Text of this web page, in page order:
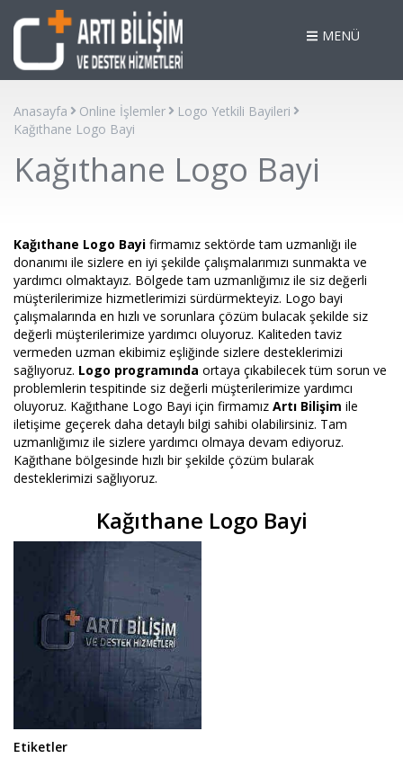
MENÜ
Anasayfa Online İşlemler
Logo Yetkili Bayileri
Kağıthane Logo Bayi
Kağıthane Logo Bayi
Kağıthane Logo Bayi firmamız sektörde tam uzmanlığı ile
donanımı ile sizlere en iyi şekilde çalışmalarımızı sunmakta ve
yardımcı olmaktayız. Bölgede tam uzmanlığımız ile siz değerli
müşterilerimize hizmetlerimizi sürdürmekteyiz. Logo bayi
çalışmalarında en hızlı ve sorunlara çözüm bulacak şekilde siz
değerli müşterilerimize yardımcı oluyoruz. Kaliteden taviz
vermeden uzman ekibimiz eşliğinde sizlere desteklerimizi
sağlıyoruz. Logo programında ortaya çıkabilecek tüm sorun ve
problemlerin tespitinde siz değerli müşterilerimize yardımcı
oluyoruz. Kağıthane Logo Bayi için firmamız Artı Bilişim ile
iletişime geçerek daha detaylı bilgi sahibi olabilirsiniz. Tam
uzmanlığımız ile sizlere yardımcı olmaya devam ediyoruz.
Kağıthane bölgesinde hızlı bir şekilde çözüm bularak
desteklerimizi sağlıyoruz.
Kağıthane Logo Bayi
Etiketler